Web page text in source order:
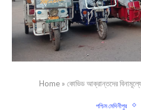
Home» কোভিড আক্রান্তদের
পশ্চিম মেদিনীপুর